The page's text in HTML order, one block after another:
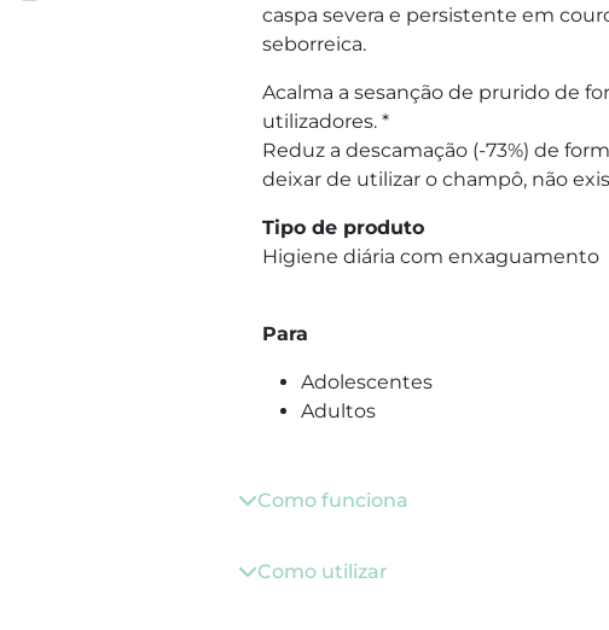
caspa severa e persistente em
seborreica.
Acalma a sesanção de prurido de
utilizadores. *
Reduz a descamação (-73%) de
deixar de utilizar o champô, não
Tipo de produto
Higiene diária com enxaguamento
Para
Adolescentes
Adultos
Como funciona
Como utilizar